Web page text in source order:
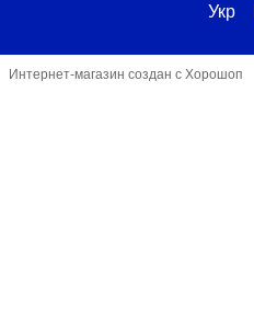
Укр
Интернет-магазин создан с Хорошоп